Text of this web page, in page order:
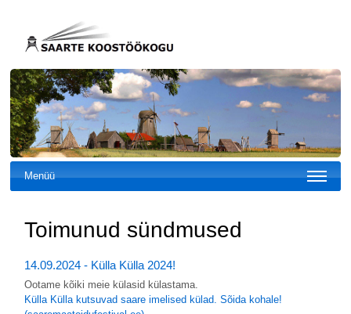
Menüü
Toimunud sündmused
14.09.2024 - Külla Külla 2024!
Ootame kõiki meie külasid külastama.
Külla Külla kutsuvad saare imelised külad. Sõida kohale!